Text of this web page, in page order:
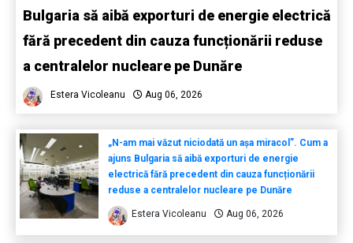
Bulgaria să aibă exporturi de energie electrică
fără precedent din cauza funcționării reduse
a centralelor nucleare pe Dunăre
Estera Vicoleanu Aug 06, 2026
„N-am mai văzut niciodată un așa miracol”. Cum a
ajuns Bulgaria să aibă exporturi de energie
electrică fără precedent din cauza funcționării
reduse a centralelor nucleare pe Dunăre
Estera Vicoleanu Aug 06, 2026